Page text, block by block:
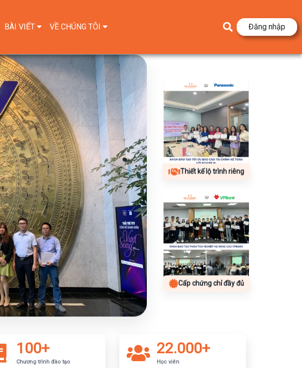
BÀI VIẾT VỀ CHÚNG TÔI Đăng nhập
Thiết kế lộ trình riêng
Cấp chứng chỉ đầy đủ
100+
Chương trình đào tạo
22.000+
Học viên